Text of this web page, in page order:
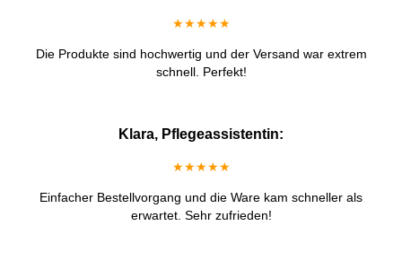
★★★★★
Die Produkte sind hochwertig und der Versand war extrem
schnell. Perfekt!
Klara, Pflegeassistentin:
★★★★★
Einfacher Bestellvorgang und die Ware kam schneller als
erwartet. Sehr zufrieden!